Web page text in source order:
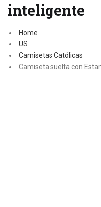
inteligente
Home
US
Camisetas Católicas
Camiseta suelta con